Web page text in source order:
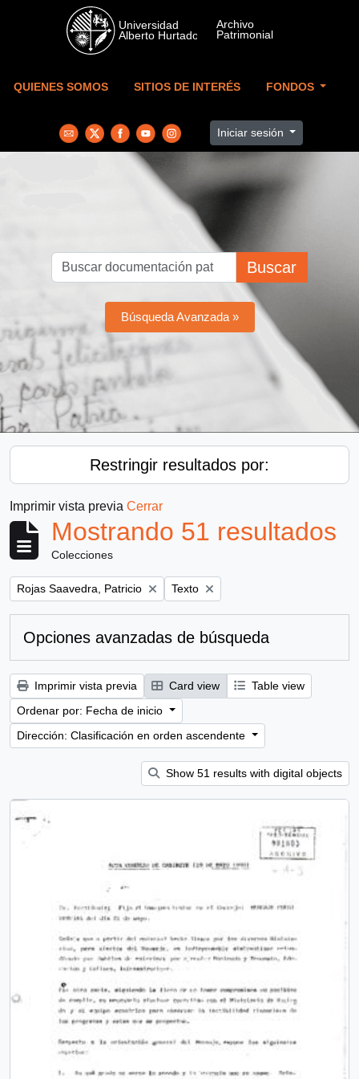
Skip to main content
QUIENES SOMOS SITIOS DE INTERÉS FONDOS
Iniciar sesión
Buscar
Búsqueda Avanzada »
Restringir resultados por:
Imprimir vista previa Cerrar
Mostrando 51 resultados
Colecciones
Remove filter:
Rojas Saavedra, Patricio Remove filter:
Texto
Opciones avanzadas de búsqueda
Imprimir vista previa Card view
Table view
Ordenar por: Fecha de inicio
Dirección: Clasificación en orden ascendente
Show 51 results with digital objects